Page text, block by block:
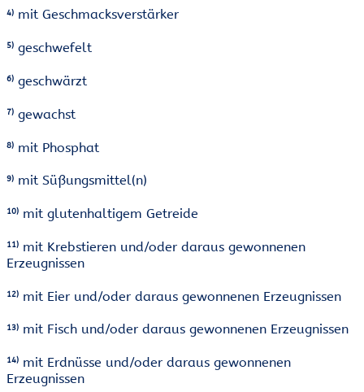
4) mit Geschmacksverstärker
5) geschwefelt
6) geschwärzt
7) gewachst
8) mit Phosphat
9) mit Süßungsmittel(n)
10) mit glutenhaltigem Getreide
11) mit Krebstieren und/oder daraus gewonnenen
Erzeugnissen
12) mit Eier und/oder daraus gewonnenen Erzeugnissen
13) mit Fisch und/oder daraus gewonnenen Erzeugnissen
14) mit Erdnüsse und/oder daraus gewonnenen
Erzeugnissen